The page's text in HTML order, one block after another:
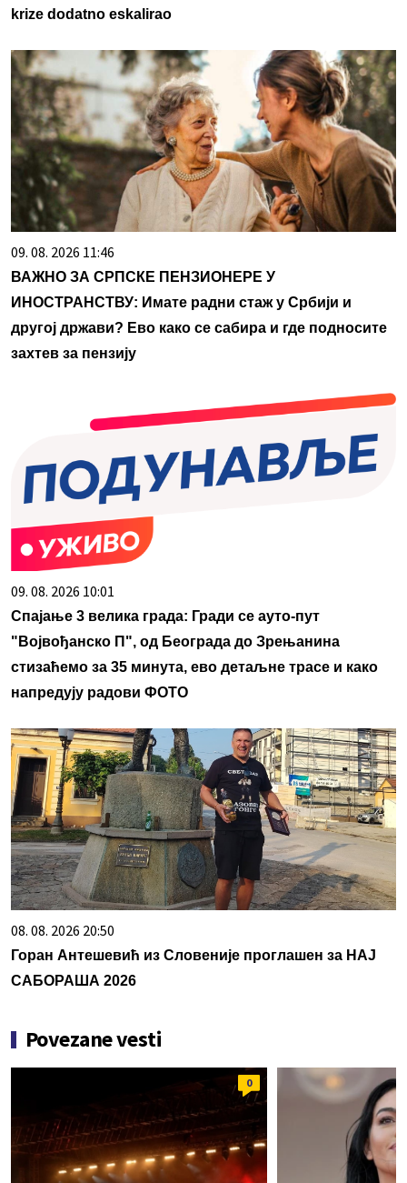
krize dodatno eskalirao
09. 08. 2026 11:46
ВАЖНО ЗА СРПСКЕ ПЕНЗИОНЕРЕ У
ИНОСТРАНСТВУ: Имате радни стаж у Србији и
другој држави? Ево како се сабира и где подносите
захтев за пензију
09. 08. 2026 10:01
Спајање 3 велика града: Гради се ауто-пут
"Војвођанско П", од Београда до Зрењанина
стизаћемо за 35 минута, ево детаљне трасе и како
напредују радови ФОТО
08. 08. 2026 20:50
Горан Антешевић из Словеније проглашен за НАЈ
САБОРАША 2026
Povezane vesti
0